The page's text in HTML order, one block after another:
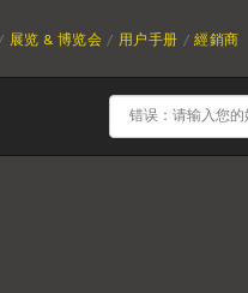
展览 & 博览会 用户手册 經銷商